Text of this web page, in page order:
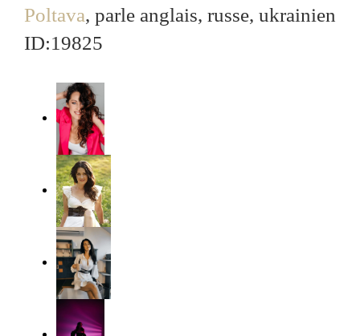
Poltava, parle anglais, russe, ukrainien
ID:19825